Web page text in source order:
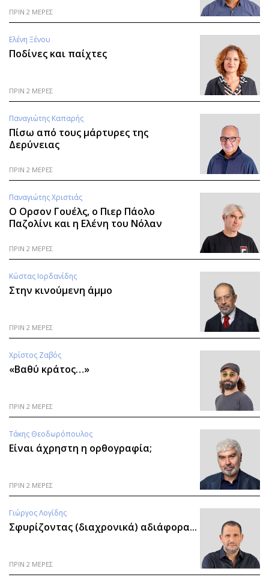
Ελλάδα
Κόσμος
Παράξενα
Σινεμά
Μουσική
Εικαστικά
Χειρόγραφα
Συνταγές
Προσωπικότητες στην ''Κ''
Επιστολές
ΠΡΙΝ 2 ΜΕΡΕΣ
Ελένη Ξένου
Ποδίνες και παίχτες
ΠΡΙΝ 2 ΜΕΡΕΣ
Παναγιώτης Καπαρής
Πίσω από τους μάρτυρες της
Δερύνειας
ΠΡΙΝ 2 ΜΕΡΕΣ
Παναγιώτης Χριστιάς
Ο Ορσον Γουέλς, ο Πιερ Πάολο
Παζολίνι και η Ελένη του Νόλαν
ΠΡΙΝ 2 ΜΕΡΕΣ
Κώστας Ιορδανίδης
Στην κινούμενη άμμο
ΠΡΙΝ 2 ΜΕΡΕΣ
Χρίστος Ζαβός
«Βαθύ κράτος…»
ΠΡΙΝ 2 ΜΕΡΕΣ
Τάκης Θεοδωρόπουλος
Είναι άχρηστη η ορθογραφία;
ΠΡΙΝ 2 ΜΕΡΕΣ
Γιώργος Λογίδης
Σφυρίζοντας (διαχρονικά) αδιάφορα...
ΠΡΙΝ 2 ΜΕΡΕΣ